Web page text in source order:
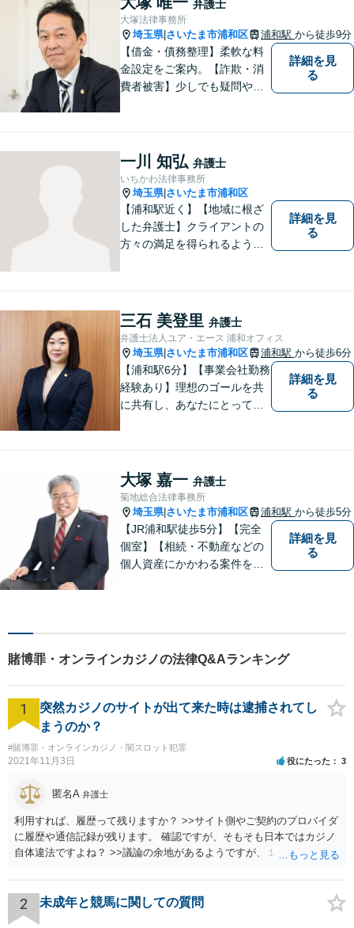
いさせてください。【平日21
時まで対応可】
弁護士
大塚法律事務所
埼玉県| さいたま市浦和区 浦和駅 から徒歩9分
【借金・債務整理】柔軟な料
金設定をご案内。【詐欺・消
費者被害】少しでも疑問や不
【刑事事件】スピーディーな
接見を重視！少年事件は子ど
もたちの将来を見据えてサポ
ート。
詳細を見
る
一川 知弘 弁護士
いちかわ法律事務所
埼玉県| さいたま市浦和区
【浦和駅近く】【地域に根ざ
した弁護士】クライアントの
方々の満足を得られるよう最
題／企業法務など、幅広く対
応可能。【明確な料金体系】
法律トラブルでお悩みの方
は、どうぞお気軽にご相談く
ださい。
詳細を見
る
三石 美登里 弁護士
弁護士法人ユア・エース 浦和オフィス
埼玉県| さいたま市浦和区 浦和駅 から徒歩6分
【浦和駅6分】【事業会社勤務
経験あり】理想のゴールを共
に共有し、あなたにとって最
士。まずはお気軽にご相談く
ださい。【電話・メール相談
OK】
詳細を見
る
大塚 嘉一 弁護士
菊地総合法律事務所
埼玉県| さいたま市浦和区 浦和駅 から徒歩5分
【JR浦和駅徒歩5分】【完全
個室】【相続・不動産などの
個人資産にかかわる案件を多
お気軽にご相談ください。
詳細を見
る
賭博罪・オンラインカジノの法律Q&Aランキング
1
突然カジノのサイトが出て来た時は逮捕されてし
まうのか？
#賭博罪・オンラインカジノ・闇スロット犯罪
2021年11月3日 役にたった 3
匿名A 弁護士
利用すれば、履歴って残りますか？ >>サイト側やご契約のプロバイダ
に履歴や通信記録が残ります。 確認ですが、そもそも日本ではカジノ
自体違法ですよね？ >>議論の余地があるようですが、１００％合法で
2 未成年と競馬に関しての質問